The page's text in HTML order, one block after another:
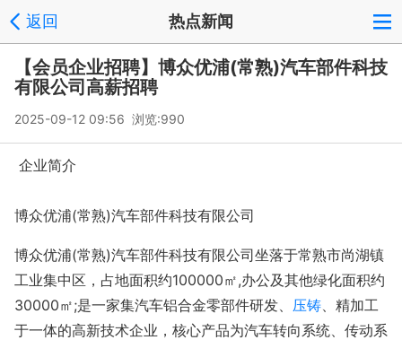
返回 热点新闻
【会员企业招聘】博众优浦(常熟)汽车部件科技
有限公司高薪招聘
2025-09-12 09:56 浏览:990
企业简介
博众优浦(常熟)汽车部件科技有限公司
博众优浦(常熟)汽车部件科技有限公司坐落于常熟市尚湖镇
工业集中区，占地面积约100000㎡,办公及其他绿化面积约
30000㎡;是一家集汽车铝合金零部件研发、 压铸、精加工
于一体的高新技术企业，核心产品为汽车转向系统、传动系